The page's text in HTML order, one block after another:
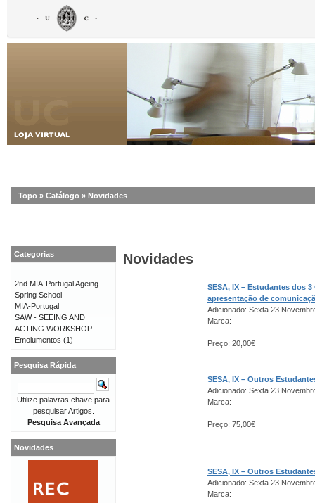
Topo » Catálogo » Novidades
Novidades
SESA, IX – Estudantes dos
apresentação de
Adicionado: Sexta 23
Marca:
Preço: 20,00€
SESA, IX – Outros
Adicionado: Sexta 23
Marca:
Preço: 75,00€
SESA, IX – Outros
Adicionado: Sexta 23
Marca:
Categorias
2nd MIA-Portugal Ageing
Spring School
MIA-Portugal
SAW - SEEING AND
ACTING WORKSHOP
Emolumentos (1)
Pesquisa Rápida
Utilize palavras chave para
pesquisar Artigos.
Pesquisa Avançada
Novidades